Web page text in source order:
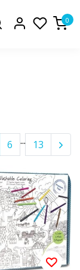
0
6 ... 13